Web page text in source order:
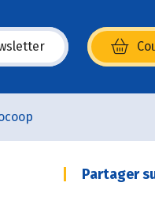
une nouvelle fenêtre)
Partager